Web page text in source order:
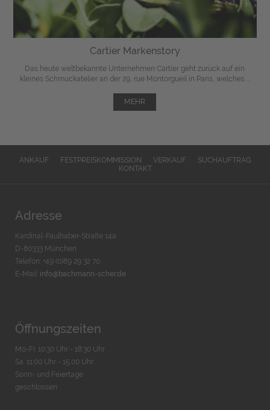
Cartier Markenstory
Das heute weltbekannte Unternehmen Cartier geht zurück auf ein
kleines Schmuckatelier an der 29, rue Montorgueil in Paris, welches ...
MEHR
ANKAUF FESTPREISKOMMISSION VERKAUF
SUCHAUFTRAG
KONTAKT
Adresse
Kardinal-Faulhaber-Straße 14a
D-80333 München
Telefon: +49 (0)89 29 32 70
E-Mail: info@bachmann-scher.de
Öffnungszeiten
Mo-Fr. 10:30 Uhr - 18:30 Uhr
Sa. 11:00 Uhr - 15.00 Uhr
Sonn- und Feiertage
geschlossen